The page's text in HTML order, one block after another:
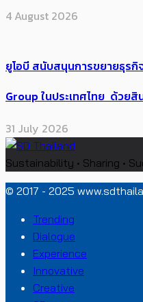
4 August 2026
ยูโอบี สนับสนุนการขยายธุร
Group ในประเทศไทย ด้วยสิ
31 July 2026
Sustainability • Sharing •
© 2017 - 2025
Trending
Dialogue
Experience
Innovative
Creative